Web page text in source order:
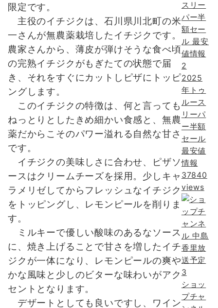
限定です。
主役のイチジクは、石川県川北町の米
一さんが無農薬栽培したイチジクです。
農家さんから、薄皮が弾けそうな食べ頃
の完熟イチジクがもぎたての状態で届
き、それをすぐにカットしピザにトッピ
ングします。
このイチジクの特徴は、何と言っても
ねっとりとしたきめ細かい食感と、無農
薬だからこそのパワー溢れる自然な甘さ
です。
イチジクの美味しさに合わせ、ピザソ
ースはクリームチーズを採用。少しキャ
ラメリゼしてからフレッシュなイチジク
をトッピングし、レモンピールを削りま
す。
ミルキーで優しい酸味のあるなソース
に、焼き上げることで甘さを増したイチ
ジクが一体になり、レモンピールの爽や
かな風味と少しのビターな味わいがアク
セントとなります。
デザートとしても良いですし、ワイン
2
2025
年トゥ
ルース
リーパ
ー半額
セール
最安値
情報
37840
views
3
ショッ
プチャ